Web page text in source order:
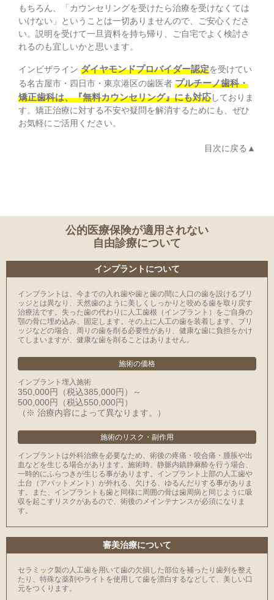
もちろん、「カウンセリングを受けたら治療を受けなくては
いけない」ということは一切ありませんので、ご安心くださ
い。説明を受けて一旦資料を持ち帰り、ご自宅でよく検討さ
れるのも宜しいかと思います。
インビザライン ダイヤモンドプロバイダー認定を受けてい
る名古屋市・四日市・東京港区の歯医者 プルチーノ歯科・
矯正歯科は、『無料カウンセリング』にも対応しておりま
す。矯正治療に対する不安や疑問を解消するためにも、ぜひ
お気軽にご活用ください。
目次に戻る
公的医療保険が適用されない
自由診療について
インプラントについて
インプラントは、今までの入れ歯や歯と歯の間に人口の歯を設けるブリ
ッジとは異なり、天然歯のように美しくしっかりと咬める歯を取り戻す
治療法です。失った歯の代わりに人工歯根（インプラント）をご自身の
顎の骨に埋め込み、固定します。その上に人工の歯を装着します。ブリ
ッジなどの場合、周りの歯を削る必要性があり、健康な歯に負担をかけ
てしまいますが、健康な歯を削ることはありません。
施術の価格
インプラント埋入施術
350,000円（税込385,000円）～
500,000円（税込550,000円）
（※ 治療内容によって異なります。）
施術のリスク・副作用
インプラントは外科治療を必要なため、術後の疼痛・咬合痛・腫脹や出
血などを生じる場合があります。施術時、静脈内鎮静麻酔を行う場合、
一時的にふらつきが生じる事があります。インプラント上部の人工歯や
土台（アバットメント）が外れる、欠ける、ゆるんだりする事がありま
す。また、インプラントも歯と同様に周囲の骨は歯周病と同じように吸
収を起こすリスクがあるので、術後のメインテナンスが必須になりま
す。
審美治療について
セラミック製の⼈⼯⻭を⽤いて⻭の⽋損した部位を補ったり⻭列を整え
たり、特殊な薬剤やライトを使⽤して⻭を漂⽩するなどして、美しい⼝
元をつくります。